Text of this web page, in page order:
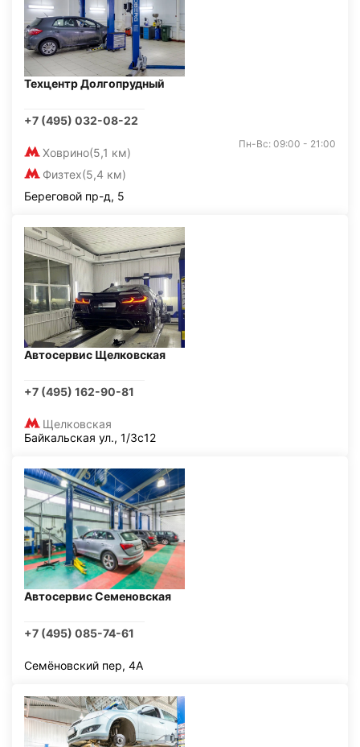
Техцентр Долгопрудный
+7 (495) 032-08-22
Ховрино(5,1 км)
Физтех(5,4 км)
Пн-Вс: 09:00 - 21:00
Береговой пр-д, 5
Автосервис Щелковская
+7 (495) 162-90-81
Щелковская
Байкальская ул., 1/3с12
Автосервис Семеновская
+7 (495) 085-74-61
Семёновский пер, 4А